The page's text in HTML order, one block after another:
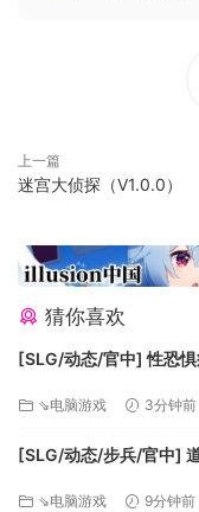
上一篇
迷宫大侦探（V1.0.0）
猜你喜欢
[SLG/动态/官中] 性恐惧症 SEXOPHOBIA v20260808 动态
⇘电脑游戏 3分钟前
[SLG/动态/步兵/官中]
⇘电脑游戏 9分钟前